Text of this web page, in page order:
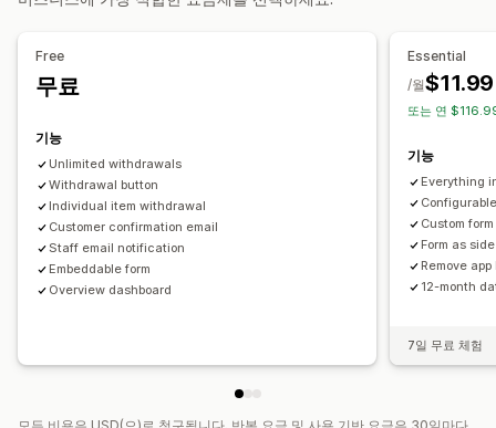
Free
무료
기능
Unlimited withdrawals
Withdrawal button
Individual item withdrawal
Customer confirmation email
Staff email notification
Embeddable form
Overview dashboard
Essential
$11.99
/월
또는 연
기능
Everything
Custom
Form as
Remove
12-month
7일 무료 체험